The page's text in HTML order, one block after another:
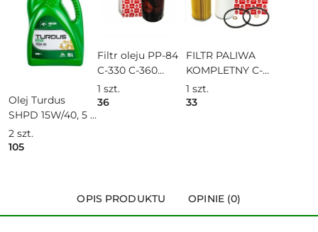
Olej Turdus
SHPD 15W/40, 5 l
OLJ11151 15W40
QF0805B50
2 szt.
105
Filtr oleju PP-84
C-330 C-360
ORYGINAŁ
URSUS 46607080
1 szt.
36
FILTR PALIWA
KOMPLETNY C-
360 C-330 ORG
URSUS
50004102
1 szt.
33
OPIS PRODUKTU OPINIE (0)